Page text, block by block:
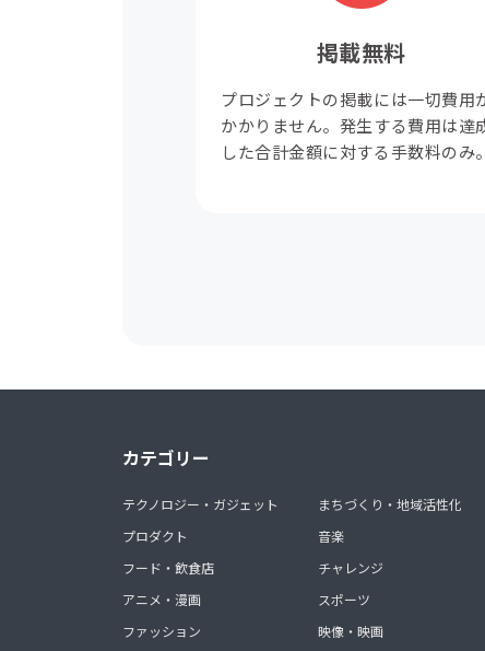
掲載無料
プロジェクトの掲載には一切費用
かかりません。発生する費用は達
した合計金額に対する手数料のみ。
カテゴリー
テクノロジー・ガジェット
プロダクト
フード・飲食店
アニメ・漫画
ファッション
まちづくり・地域活性化
音楽
チャレンジ
スポーツ
映像・映画